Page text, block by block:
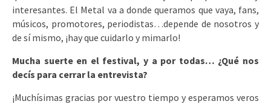
interesantes. El Metal va a donde queramos que vaya, fans,
músicos, promotores, periodistas…depende de nosotros y
de sí mismo, ¡hay que cuidarlo y mimarlo!
Mucha suerte en el festival, y a por todas… ¿Qué nos
decís para cerrar la entrevista?
¡Muchísimas gracias por vuestro tiempo y esperamos veros